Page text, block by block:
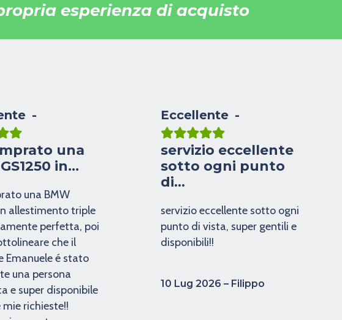
esperienza di acquisto
una
in…
una BMW
allestimento triple
perfetta, poi
che il
Emanuele é stato
una persona
e super disponibile
richieste!!
10 Lug 2026 – Filippo
servizio eccellente
sotto ogni punto
di…
servizio eccellente sotto ogni
punto di vista, super gentili e
disponibili!!
Eccellente